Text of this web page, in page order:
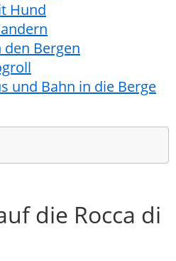
Hund
Bergen
und Bahn in die Berge
die Rocca di